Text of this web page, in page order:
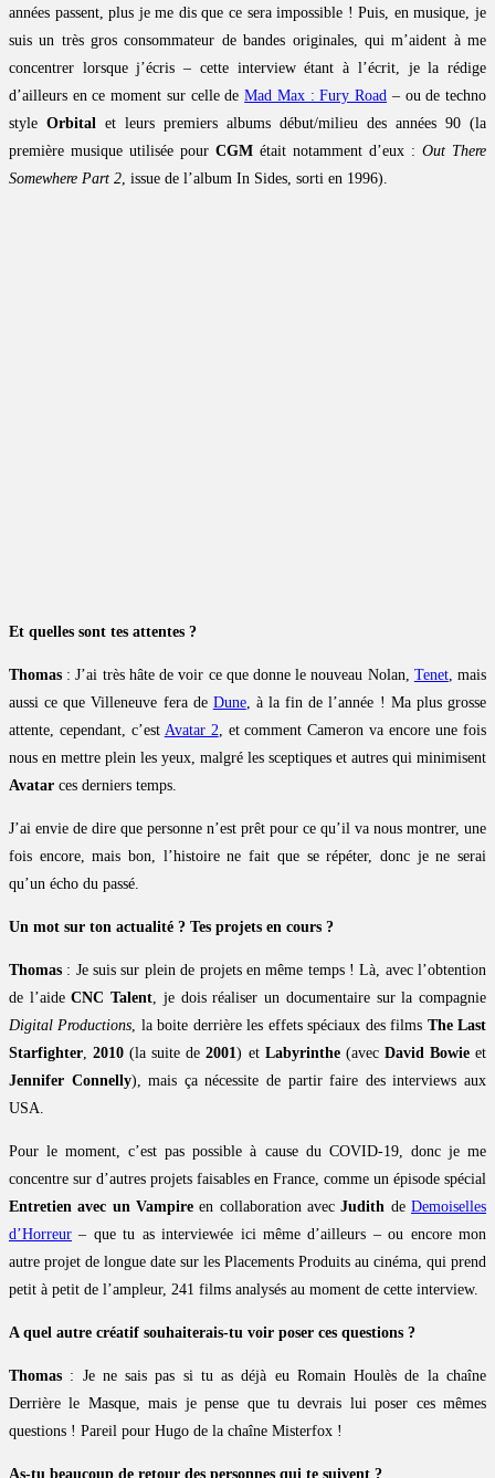
années passent, plus je me dis que ce sera impossible ! Puis, en musique, je
suis un très gros consommateur de bandes originales, qui m’aident à me
concentrer lorsque j’écris – cette interview étant à l’écrit, je la rédige
d’ailleurs en ce moment sur celle deMad Max : Fury Road – ou de techno
style Orbital et leurs premiers albums début/milieu des années 90 (la
première musique utilisée pour CGM était notamment d’eux : Out There
Somewhere Part 2, issue de l’album In Sides, sorti en 1996).
Et quelles sont tes attentes ?
Thomas : J’ai très hâte de voir ce que donne le nouveau Nolan, Tenet, mais
aussi ce que Villeneuve fera de Dune, à la fin de l’année ! Ma plus grosse
attente, cependant, c’est Avatar 2, et comment Cameron va encore une fois
nous en mettre plein les yeux, malgré les sceptiques et autres qui minimisent
Avatar ces derniers temps.
J’ai envie de dire que personne n’est prêt pour ce qu’il va nous montrer, une
fois encore, mais bon, l’histoire ne fait que se répéter, donc je ne serai
qu’un écho du passé.
Un mot sur ton actualité ? Tes projets en cours ?
Thomas : Je suis sur plein de projets en même temps ! Là, avec l’obtention
de l’aideCNC Talent, je dois réaliser un documentaire sur la compagnie
Digital Productions, la boite derrière les effets spéciaux des films The Last
Starfighter,2010 (la suite de2001) et Labyrinthe(avec David Bowieet
Jennifer Connelly), mais ça nécessite de partir faire des interviews aux
USA.
Pour le moment, c’est pas possible à cause du COVID-19, donc je me
concentre sur d’autres projets faisables en France, comme un épisode spécial
Entretien avec un Vampire en collaboration avecJudith deDemoiselles
d’Horreur – que tu as interviewée ici même d’ailleurs – ou encore mon
autre projet de longue date sur les Placements Produits au cinéma, qui prend
petit à petit de l’ampleur, 241 films analysés au moment de cette interview.
A quel autre créatif souhaiterais-tu voir poser ces questions ?
Thomas : Je ne sais pas si tu as déjà eu Romain Houlès de la chaîne
Derrière le Masque, mais je pense que tu devrais lui poser ces mêmes
questions ! Pareil pour Hugo de la chaîne Misterfox !
As-tu beaucoup de retour des personnes qui te suivent ?